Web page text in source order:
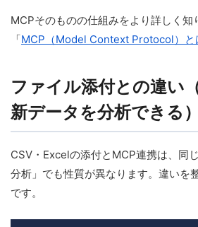
MCPそのものの仕組みをより詳しく知
「MCP（Model Context Protocol）と
ファイル添付との違い
新データを分析できる）
CSV・Excelの添付とMCP連携は、同
分析」でも性質が異なります。違いを
です。